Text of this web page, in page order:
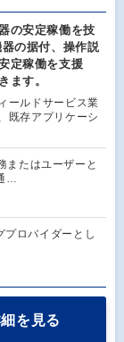
の安定稼働を技
の据付、操作説
定稼働を支援
ます。
ールドサービス業
既存アプリケーシ
またはユーザーと
…
プロバイダーとし
を見る